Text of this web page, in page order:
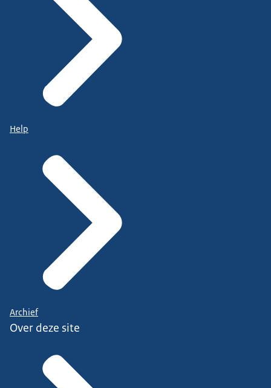
Help
Archief
Over deze site